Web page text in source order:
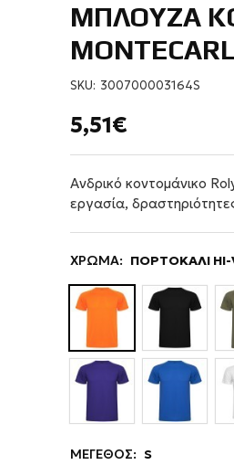
ΜΠΛΟΥΖΑ
SKU: 300700003164S
5,51€
Ανδρικό κοντομάνικο
εργασία,
ΧΡΩΜΑ: ΠΟΡΤΟΚΑΛΙ HI-
ΜΕΓΕΘΟΣ: S